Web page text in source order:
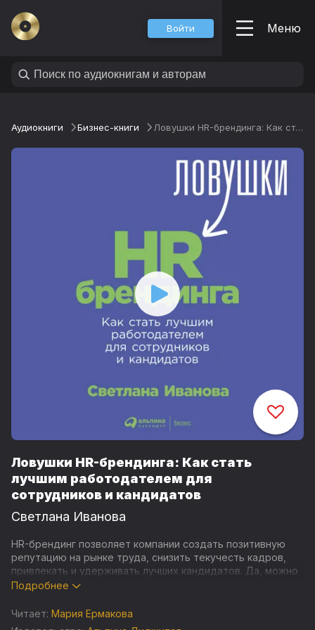
Войти Меню
Аудиокниги Бизнес-книги Ловушки HR-брендинга: Как стать лучшим работодателем для сотрудников и кандидатов
Ловушки HR-брендинга: Как стать
лучшим работодателем для
сотрудников и кандидатов
Светлана Иванова
HR-брендинг позволяет компании создать позитивную
репутацию на рынке труда, снизить текучесть кадров,
привлекать и удерживать лучших кандидатов. Да, можно
добиться впечатляющих результатов минимальными
ловушек. Светлана Иванова рассказывает об основных
Подробнее
Читает: Мария Ермакова